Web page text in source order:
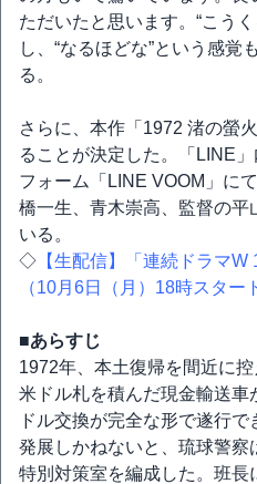
ただいたと思います。“こう
し、“なるほどな”という感覚
る。
さらに、本作「1972 渚の螢
ることが決定した。「LINE
フォーム「LINE VOOM」に
橋一生、青木崇高、監督の平
いる。
◇ 【生配信】「連続ドラマ
（10月6日（月）18時スター
■あらすじ
1972年、本土復帰を間近に
米ドル札を積んだ現金輸送車
ドル交換が完全な形で遂行
発展しかねないと、琉球警察
特別対策室を編成した。班長